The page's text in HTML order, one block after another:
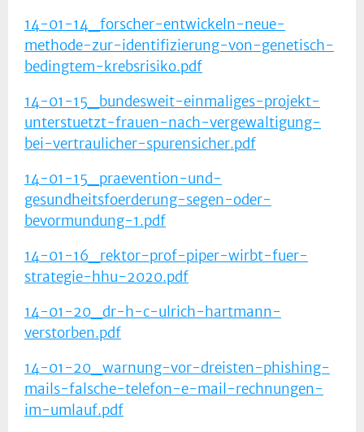
14-01-14_forscher-entwickeln-neue-
methode-zur-identifizierung-von-genetisch-
bedingtem-krebsrisiko.pdf
14-01-15_bundesweit-einmaliges-projekt-
unterstuetzt-frauen-nach-vergewaltigung-
bei-vertraulicher-spurensicher.pdf
14-01-15_praevention-und-
gesundheitsfoerderung-segen-oder-
bevormundung-1.pdf
14-01-16_rektor-prof-piper-wirbt-fuer-
strategie-hhu-2020.pdf
14-01-20_dr-h-c-ulrich-hartmann-
verstorben.pdf
14-01-20_warnung-vor-dreisten-phishing-
mails-falsche-telefon-e-mail-rechnungen-
im-umlauf.pdf